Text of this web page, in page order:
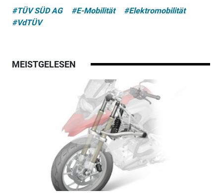
#TÜV SÜD AG #E-Mobilität
#Elektromobilität
#VdTÜV
MEISTGELESEN